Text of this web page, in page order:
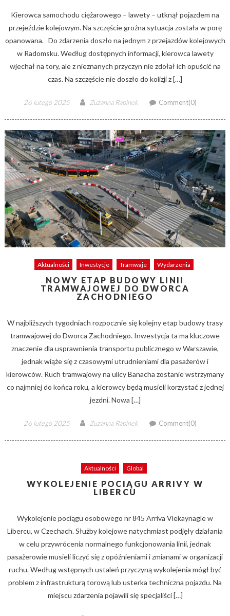
Kierowca samochodu ciężarowego – lawety – utknął pojazdem na
przejeździe kolejowym. Na szczęście groźna sytuacja została w porę
opanowana. Do zdarzenia doszło na jednym z przejazdów kolejowych
w Radomsku. Według dostępnych informacji, kierowca lawety
wjechał na tory, ale z nieznanych przyczyn nie zdołał ich opuścić na
czas. Na szczęście nie doszło do kolizji z […]
Posted
26 lutego 2025 Author
Zuzanna Rabinek Comment(0)
Aktualności Inwestycje Tramwaje Wydarzenia
NOWY ETAP BUDOWY LINII
TRAMWAJOWEJ DO DWORCA
ZACHODNIEGO
W najbliższych tygodniach rozpocznie się kolejny etap budowy trasy
tramwajowej do Dworca Zachodniego. Inwestycja ta ma kluczowe
znaczenie dla usprawnienia transportu publicznego w Warszawie,
jednak wiąże się z czasowymi utrudnieniami dla pasażerów i
kierowców. Ruch tramwajowy na ulicy Banacha zostanie wstrzymany
co najmniej do końca roku, a kierowcy będą musieli korzystać z jednej
jezdni. Nowa […]
Posted
26 lutego 2025 Author
Zuzanna Rabinek Comment(0)
Aktualności Global
WYKOLEJENIE POCIĄGU ARRIVY W
LIBERCU
Wykolejenie pociągu osobowego nr 845 Arriva Vlekaynagle w
Libercu, w Czechach. Służby kolejowe natychmiast podjęły działania
w celu przywrócenia normalnego funkcjonowania linii, jednak
pasażerowie musieli liczyć się z opóźnieniami i zmianami w organizacji
ruchu. Według wstępnych ustaleń przyczyną wykolejenia mógł być
problem z infrastrukturą torową lub usterka techniczna pojazdu. Na
miejscu zdarzenia pojawili się specjaliści […]